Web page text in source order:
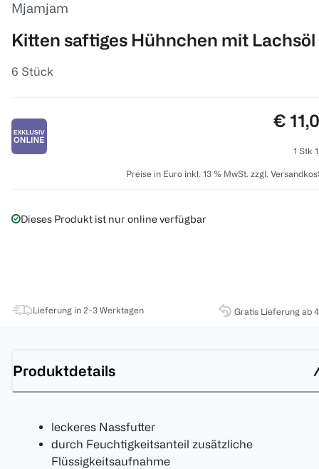
Mjamjam
Kitten saftiges Hühnchen mit Lachsöl
6 Stück
Preis:
€
1 Stk
Preise in Euro inkl. 13 % MwSt. zzgl.
Dieses Produkt ist nur online verfügbar
Lieferung in 2-3 Werktagen Gratis Lieferung ab
Produktdetails
leckeres Nassfutter
durch Feuchtigkeitsanteil zusätzliche
Flüssigkeitsaufnahme